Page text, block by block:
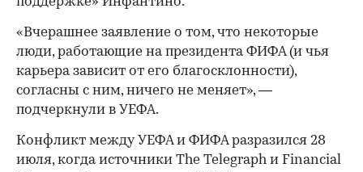
00:00
«Вчерашнее заявление о том, что некоторые
люди, работающие на президента ФИФА (и чья
карьера зависит от его благосклонности),
согласны с ним, ничего не меняет», —
подчеркнули в УЕФА.
Конфликт между УЕФА и ФИФА разразился 28
июля, когда источники The Telegraph и Financial